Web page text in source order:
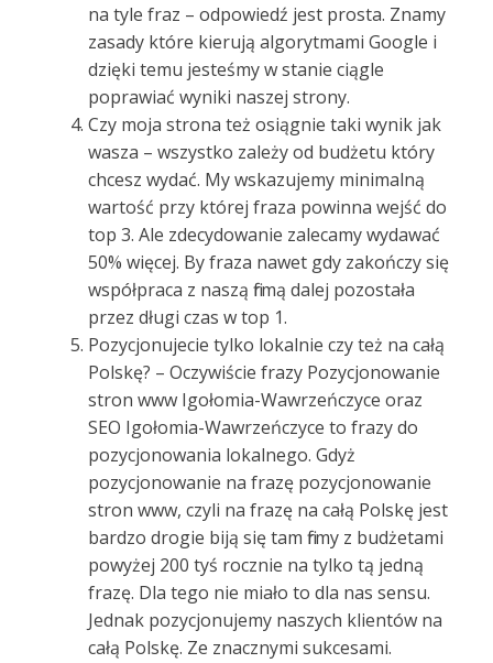
na tyle fraz – odpowiedź jest prosta. Znamy
zasady które kierują algorytmami Google i
dzięki temu jesteśmy w stanie ciągle
poprawiać wyniki naszej strony.
Czy moja strona też osiągnie taki wynik jak
wasza – wszystko zależy od budżetu który
chcesz wydać. My wskazujemy minimalną
wartość przy której fraza powinna wejść do
top 3. Ale zdecydowanie zalecamy wydawać
50% więcej. By fraza nawet gdy zakończy się
współpraca z naszą firmą dalej pozostała
przez długi czas w top 1.
Pozycjonujecie tylko lokalnie czy też na całą
Polskę? – Oczywiście frazy Pozycjonowanie
stron www Igołomia-Wawrzeńczyce oraz
SEO Igołomia-Wawrzeńczyce to frazy do
pozycjonowania lokalnego. Gdyż
pozycjonowanie na frazę pozycjonowanie
stron www, czyli na frazę na całą Polskę jest
bardzo drogie biją się tam firmy z budżetami
powyżej 200 tyś rocznie na tylko tą jedną
frazę. Dla tego nie miało to dla nas sensu.
Jednak pozycjonujemy naszych klientów na
całą Polskę. Ze znacznymi sukcesami.